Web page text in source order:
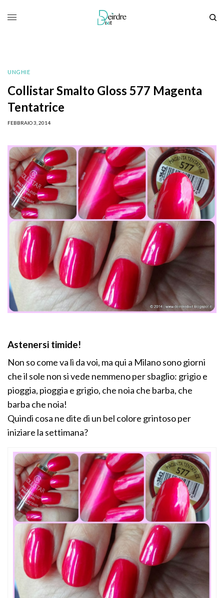
UNGHIE
Collistar Smalto Gloss 577 Magenta
Tentatrice
FEBBRAIO 3, 2014
Astenersi timide!
Non so come va lì da voi, ma qui a Milano sono giorni
che il sole non si vede nemmeno per sbaglio: grigio e
pioggia, pioggia e grigio, che noia che barba, che
barba che noia!
Quindi cosa ne dite di un bel colore grintoso per
iniziare la settimana?